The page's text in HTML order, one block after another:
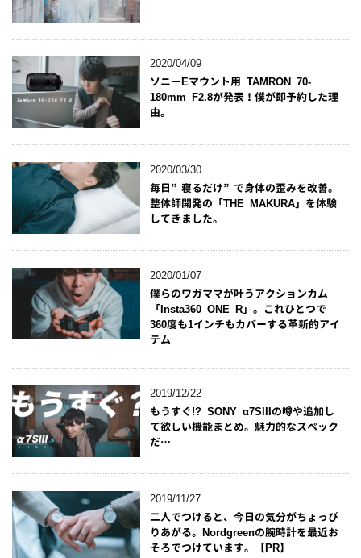
2020/04/09
ソニーEマウント用 TAMRON 70-
180mm F2.8が発表！僕が即予約した理
由。
2020/03/30
毎日”寝るだけ”で身体の歪みを改善。
整体師開発の「THE MAKURA」を体験
してきました。
2020/01/07
僕らのワガママが叶うアクションカム
「Insta360 ONE R」。これひとつで
360度も1インチもカバーする革新的アイ
テム
2019/12/22
もうすぐ!? SONY α7SIIIの噂や追加し
て欲しい機能まとめ。魅力的なスペック
だ…
2019/11/27
二人でつけると、今日の気分がちょっぴ
りあがる。Nordgreenの腕時計を最近お
そろでつけています。【PR】